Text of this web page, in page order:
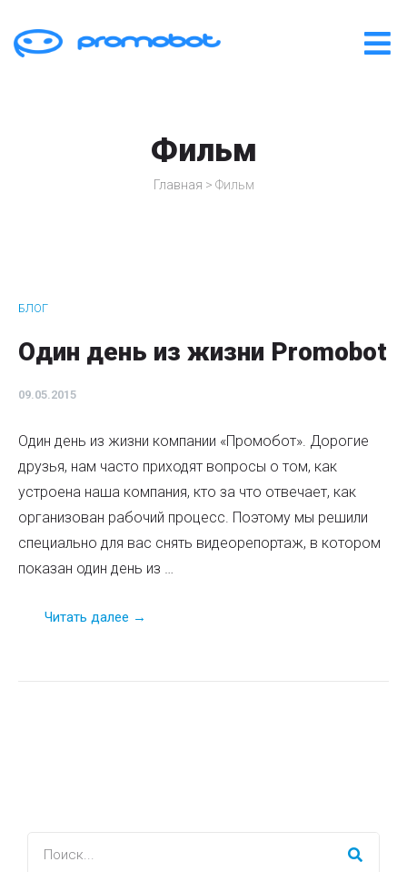
Фильм
Главная > Фильм
БЛОГ
Один день из жизни Promobot
09.05.2015
Один день из жизни компании «Промобот». Дорогие
друзья, нам часто приходят вопросы о том, как
устроена наша компания, кто за что отвечает, как
организован рабочий процесс. Поэтому мы решили
специально для вас снять видеорепортаж, в котором
показан один день из …
Читать далее →